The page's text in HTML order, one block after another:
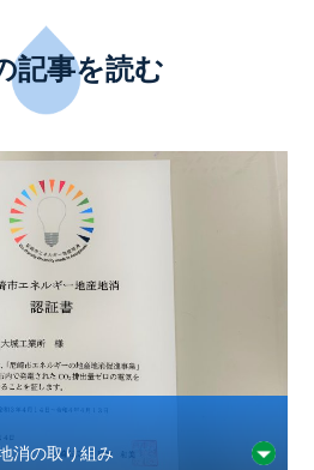
記事を読む
消の取り組み